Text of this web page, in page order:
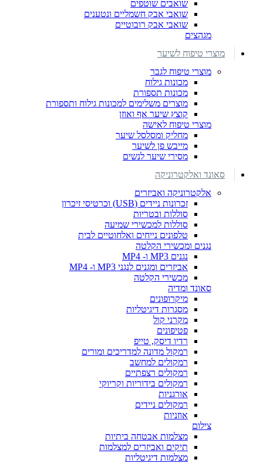
שואבים שוטפים
שואבי אבק חשמליים ונטענים
שואבי אבק רובוטיים
מגהצים
מוצרי טיפוח לשיער
מוצרי טיפוח לגבר
מכונות גילוח
מכונות תספורת
מוצרים משלימים למכונות גילוח ותספורת
קוצץ שיער אף ואוזן
מוצרי טיפוח לאישה
מחליק ומסלסל שיער
מייבש פן לשיער
מסירי שיער לנשים
סאונד ואלקטרוניקה
אלקטרוניקה ואביזרים
זכרונות ניידים (USB) וכרטיסי זיכרון
סוללות ובטריות
סוללות למכשירי שמיעה
טלפונים נייחים ואלחוטיים לבית
נגנים ומכשירי הקלטה
נגנים MP3 ו- MP4
אביזרים ומגנים לנגני MP3 ו- MP4
מכשירי הקלטה
סאונד ומדיה
מיקרופונים
מסגרות דיגיטליות
מקרני קול
פטיפונים
רדיו דיסק, טייפ
רמקול מדונה למדריכים ומורים
רמקולים למחשב
רמקולים רצפתיים
רמקולים בידוריות וקריוקי
אורגניות
רמקולים ניידים
אוזניות
צילום
מצלמות אבטחה ביתיות
תיקים ואביזרים למצלמות
מצלמות דיגיטליות